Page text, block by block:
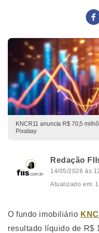
KNCR11 anuncia R$ 70,5
Pixabay
Redação
14/05/2026 às
Atualizado em:
O fundo imobiliário
resultado líquido de R$